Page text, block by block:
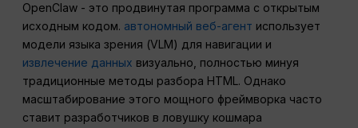
OpenClaw - это продвинутая программа с открытым
исходным кодом. автономный веб-агент использует
модели языка зрения (VLM) для навигации и
извлечение данных визуально, полностью минуя
традиционные методы разбора HTML. Однако
масштабирование этого мощного фреймворка часто
ставит разработчиков в ловушку кошмара